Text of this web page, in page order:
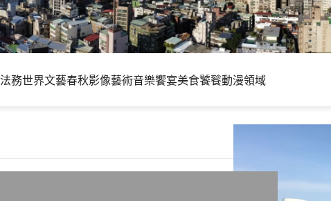
法務世界文藝春秋影像藝術音樂饗宴美食饕餮動漫領域